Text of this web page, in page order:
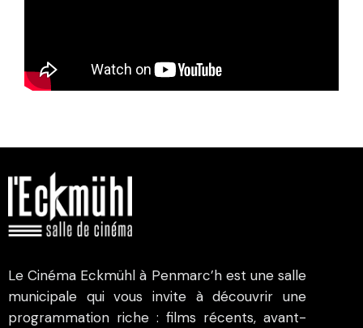
Le Cinéma Eckmühl à Penmarc’h est une salle
municipale qui vous invite à découvrir une
programmation riche : films récents, avant-